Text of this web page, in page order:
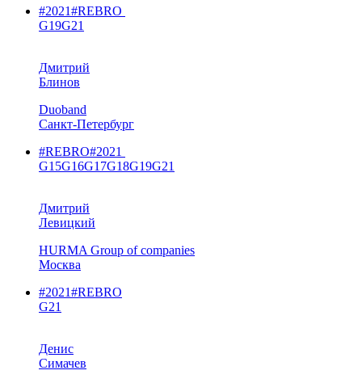
#2021#REBRO
G19G21
Дмитрий
Блинов
Duoband
Санкт-Петербург
#REBRO#2021
G15G16G17G18G19G21
Дмитрий
Левицкий
HURMA Group of companies
Москва
#2021#REBRO
G21
Денис
Симачев